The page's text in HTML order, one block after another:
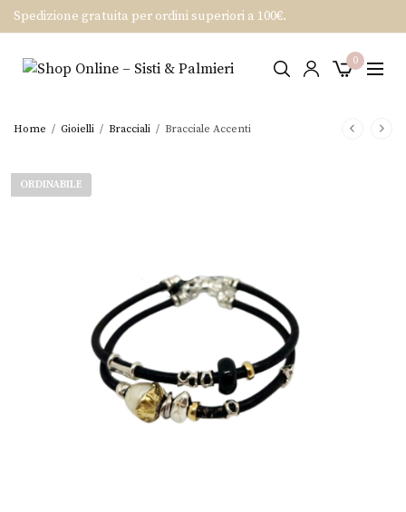
Spedizione gratuita per ordini superiori a 100€.
0
Home / Gioielli / Bracciali / Bracciale Accenti
ORDINABILE